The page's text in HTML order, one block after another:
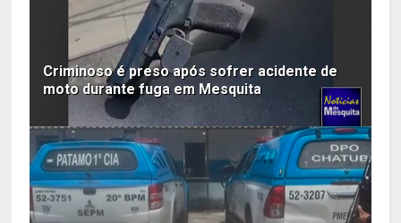
Criminoso é preso após sofrer acidente de
moto durante fuga em Mesquita